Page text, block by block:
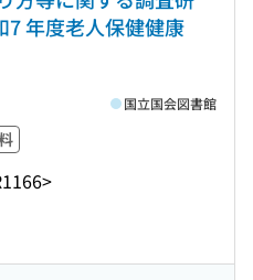
7 年度老人保健健康
国立国会図書館